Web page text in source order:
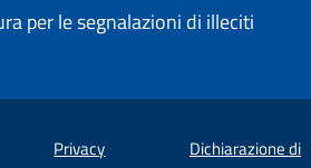
per le segnalazioni di illeciti
Privacy Dichiarazione di